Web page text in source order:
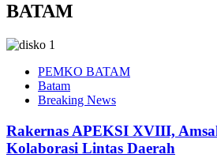
BATAM
PEMKO BATAM
Batam
Breaking News
Rakernas APEKSI XVIII,
Kolaborasi Lintas Daerah